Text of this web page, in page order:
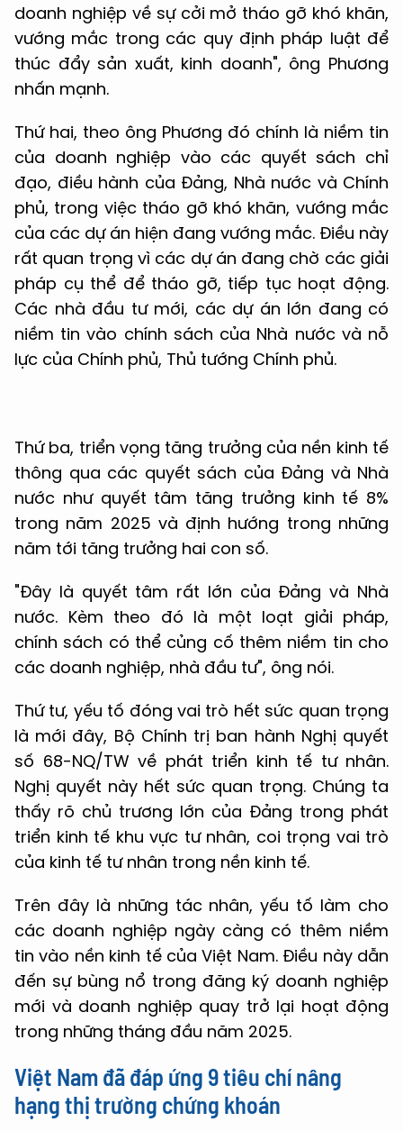
doanh nghiệp về sự cởi mở tháo gỡ khó khăn,
vướng mắc trong các quy định pháp luật để
thúc đẩy sản xuất, kinh doanh", ông Phương
nhấn mạnh.
Thứ hai, theo ông Phương đó chính là niềm tin
của doanh nghiệp vào các quyết sách chỉ
đạo, điều hành của Đảng, Nhà nước và Chính
phủ, trong việc tháo gỡ khó khăn, vướng mắc
của các dự án hiện đang vướng mắc. Điều này
rất quan trọng vì các dự án đang chờ các giải
pháp cụ thể để tháo gỡ, tiếp tục hoạt động.
Các nhà đầu tư mới, các dự án lớn đang có
niềm tin vào chính sách của Nhà nước và nỗ
lực của Chính phủ, Thủ tướng Chính phủ.
Thứ ba, triển vọng tăng trưởng của nền kinh tế
thông qua các quyết sách của Đảng và Nhà
nước như quyết tâm tăng trưởng kinh tế 8%
trong năm 2025 và định hướng trong những
năm tới tăng trưởng hai con số.
"Đây là quyết tâm rất lớn của Đảng và Nhà
nước. Kèm theo đó là một loạt giải pháp,
chính sách có thể củng cố thêm niềm tin cho
các doanh nghiệp, nhà đầu tư", ông nói.
Thứ tư, yếu tố đóng vai trò hết sức quan trọng
là mới đây, Bộ Chính trị ban hành Nghị quyết
số 68-NQ/TW về phát triển kinh tế tư nhân.
Nghị quyết này hết sức quan trọng. Chúng ta
thấy rõ chủ trương lớn của Đảng trong phát
triển kinh tế khu vực tư nhân, coi trọng vai trò
của kinh tế tư nhân trong nền kinh tế.
Trên đây là những tác nhân, yếu tố làm cho
các doanh nghiệp ngày càng có thêm niềm
tin vào nền kinh tế của Việt Nam. Điều này dẫn
đến sự bùng nổ trong đăng ký doanh nghiệp
mới và doanh nghiệp quay trở lại hoạt động
trong những tháng đầu năm 2025.
Việt Nam đã đáp ứng 9 tiêu chí nâng
hạng thị trường chứng khoán